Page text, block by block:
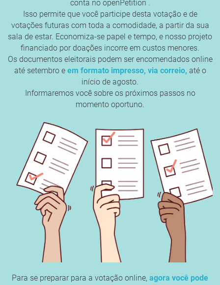
conta no openPetition .
Isso permite que você participe desta votação e de
votações futuras com toda a comodidade, a partir da sua
sala de estar. Economiza-se papel e tempo, e nosso projeto
financiado por doações incorre em custos menores.
Os documentos eleitorais podem ser encomendados online
até setembro e em formato impresso, via correio, até o
início de agosto.
Informaremos você sobre os próximos passos no
momento oportuno.
Para se preparar para a votação online, agora você pode